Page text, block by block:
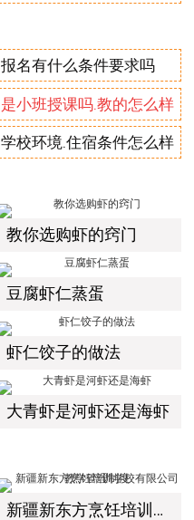
报名有什么条件要求吗
是小班授课吗.教的怎么样
学校环境.住宿条件怎么样
教你选购虾的窍门
豆腐虾仁蒸蛋
虾仁饺子的做法
大青虾是河虾还是海虾
新疆新东方烹饪培训学校有限公司教学管理制度